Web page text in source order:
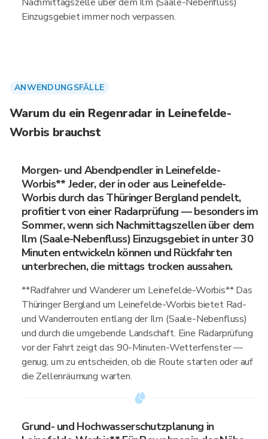
Einzugsgebiet immer noch verpassen.
ANWENDUNGSFÄLLE
Warum du ein Regenradar in Leinefelde-
Worbis brauchst
Morgen- und Abendpendler in Leinefelde-
Worbis** Jeder, der in oder aus Leinefelde-
Worbis durch das Thüringer Bergland pendelt,
profitiert von einer Radarprüfung — besonders im
Sommer, wenn sich Nachmittagszellen über dem
Ilm (Saale-Nebenfluss) Einzugsgebiet in unter 30
Minuten entwickeln können und Rückfahrten
unterbrechen, die mittags trocken aussahen.
**Radfahrer und Wanderer um Leinefelde-Worbis** Das
Thüringer Bergland um Leinefelde-Worbis bietet Rad-
und Wanderrouten entlang der Ilm (Saale-Nebenfluss)
und durch die umgebende Landschaft. Eine Radarprüfung
vor der Fahrt zeigt das 90-Minuten-Wetterfenster —
genug, um zu entscheiden, ob die Route starten oder auf
die Zellenräumung warten.
Grund- und Hochwasserschutzplanung in